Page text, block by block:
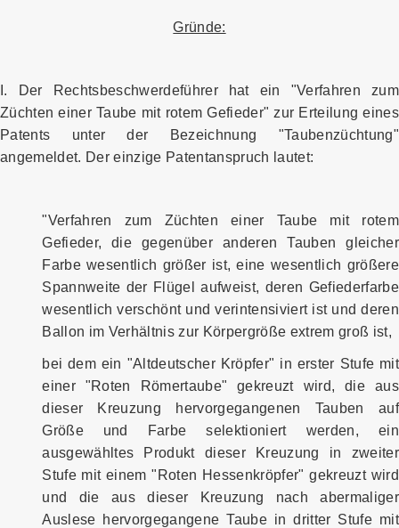
Gründe:
I. Der Rechtsbeschwerdeführer hat ein "Verfahren zum
Züchten einer Taube mit rotem Gefieder" zur Erteilung eines
Patents unter der Bezeichnung "Taubenzüchtung"
angemeldet. Der einzige Patentanspruch lautet:
"Verfahren zum Züchten einer Taube mit rotem
Gefieder, die gegenüber anderen Tauben gleicher
Farbe wesentlich größer ist, eine wesentlich größere
Spannweite der Flügel aufweist, deren Gefiederfarbe
wesentlich verschönt und verintensiviert ist und deren
Ballon im Verhältnis zur Körpergröße extrem groß ist,
bei dem ein "Altdeutscher Kröpfer" in erster Stufe mit
einer "Roten Römertaube" gekreuzt wird, die aus
dieser Kreuzung hervorgegangenen Tauben auf
Größe und Farbe selektioniert werden, ein
ausgewähltes Produkt dieser Kreuzung in zweiter
Stufe mit einem "Roten Hessenkröpfer" gekreuzt wird
und die aus dieser Kreuzung nach abermaliger
Auslese hervorgegangene Taube in dritter Stufe mit